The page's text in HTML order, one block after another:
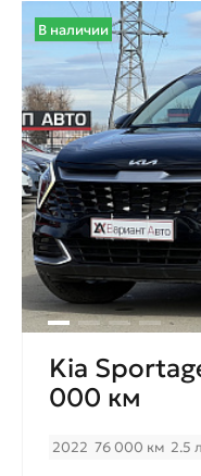
В наличии
Kia
000 км
2022 76 000 км 2.5